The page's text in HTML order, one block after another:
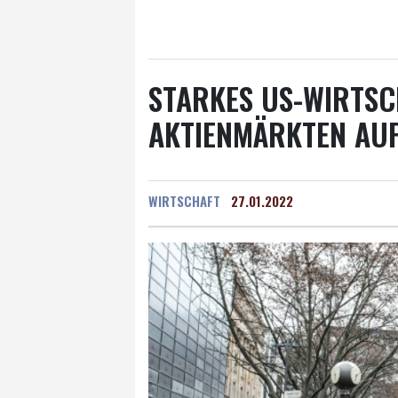
STARKES US-
AKTIENMÄRKTEN
WIRTSCHAFT 27.01.2022